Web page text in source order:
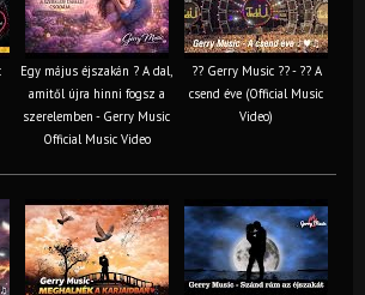
Egy május éjszakán ? A dal,
amitől újra hinni fogsz a
szerelemben - Gerry Music
Official Music Video
?? Gerry Music ?? - ?? A
csend éve (Official Music
Video)